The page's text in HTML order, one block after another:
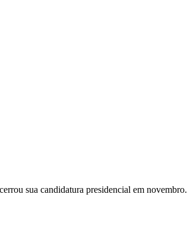
sua candidatura presidencial em novembro.